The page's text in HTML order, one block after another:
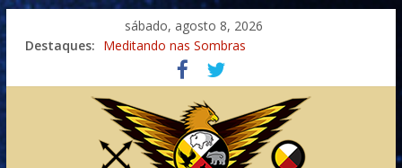
sábado, agosto 8, 2026
Destaques: Meditando nas Sombras
Autosuficiência: A Jornada do Espírito Ancestral
Xamanismo Universal
Totens – Caminho Espiritual – Crescimento
Imaginação na Cura